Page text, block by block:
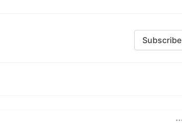
Subscribe